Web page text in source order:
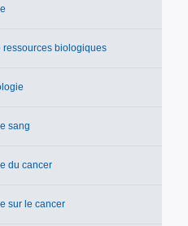
ressources biologiques
sang
du cancer
sur le cancer